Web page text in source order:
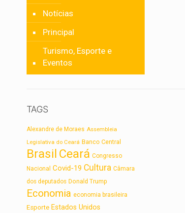
Notícias
Principal
Turismo, Esporte e
Eventos
TAGS
Alexandre de Moraes Assembleia
Legislativa do Ceará Banco Central
Brasil Ceará Congresso
Nacional
Covid-19 Cultura Câmara
dos deputados Donald Trump
Economia economia brasileira
Esporte Estados Unidos